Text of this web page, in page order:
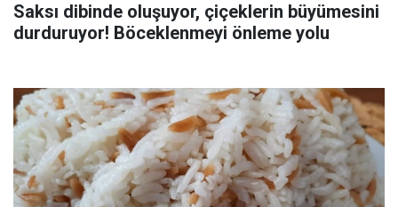
Saksı dibinde oluşuyor, çiçeklerin büyümesini
durduruyor! Böceklenmeyi önleme yolu